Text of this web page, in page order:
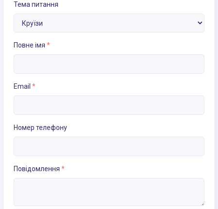
Тема питання
Повне імя *
Email *
Номер телефону
Повідомлення *